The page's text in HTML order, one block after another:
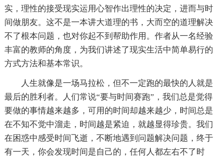
实，理性的接受现实运用心智作出理性的决定，进而与时
间做朋友。这不是一本讲大道理的书，大而空的道理解决
不了根本问题，也对你起不到帮助作用。作者从一名经验
丰富的教师的角度，为我们讲述了现实生活中简单易行的
方式方法和基本常识。
人生就像是一场马拉松，但不一定跑的最快的人就是
最后的胜利者。人们常说“要与时间赛跑”，我们总是觉得
要做的事情越来越多，可用的时间却越来越少，时间总是
在不知不觉中溜走，时间越是紧迫，就越显得珍贵。我们
在困惑中感受时间飞逝，不断地遇到问题解决问题，终于
有一天，你会发现时间是自己的，任何人都左右不了时